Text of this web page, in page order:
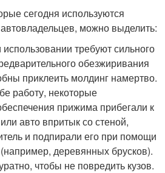
сегодня используются
можно выделить:
требуют сильного
обезжиривания
приклеить молдинг намертво.
работу, некоторые
прижима прибегали к
авто впритык со стеной,
и подпирали его при помощи
деревянных брусков).
чтобы не повредить кузов.